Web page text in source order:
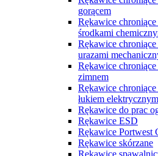
gorącem
Rękawice chroniące
środkami
Rękawice chroniące
urazami
Rękawice chroniące
zimnem
Rękawice chroniące
łukiem elektrycznym
Rękawice do prac
Rękawice ESD
Rękawice Portwest
Rękawice skórzane
Rękawice